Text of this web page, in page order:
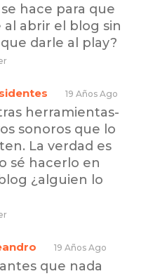
hace para que
al abrir el blog sin
darle al play?
19 Años Ago
herramientas-
sonoros que lo
La verdad es
sé hacerlo en
¿alguien lo
19 Años Ago
que nada